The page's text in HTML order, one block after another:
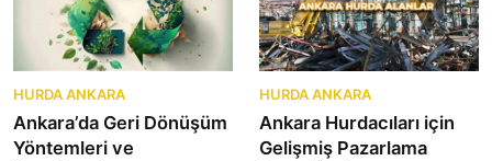
HURDA ANKARA
Ankara’da Geri Dönüşüm
Yöntemleri ve
HURDA ANKARA
Ankara Hurdacıları için
Gelişmiş Pazarlama